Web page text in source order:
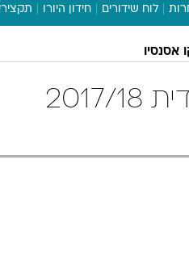
לוח שידורים חידון היורו
אסנסיו
מרקו אסנסיו בליגה ספרדית 2017/18